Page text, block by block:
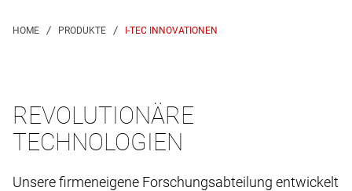
I-TEC INNOVATIONEN
REVOLUTIONÄRE
TECHNOLOGIEN
Unsere firmeneigene Forschungsabteilung entwickelt